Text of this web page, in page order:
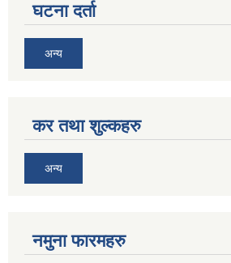
घटना दर्ता
अन्य
कर तथा शुल्कहरु
अन्य
नमुना फारमहरु